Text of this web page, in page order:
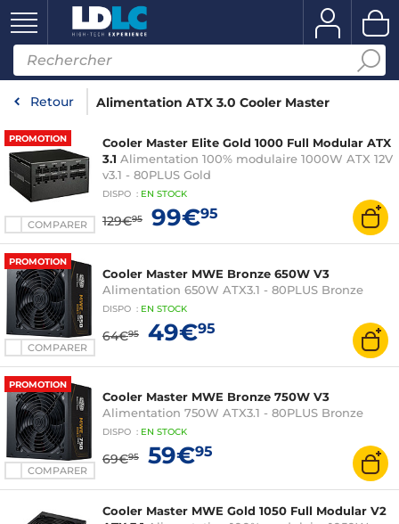
Retour Alimentation ATX 3.0 Cooler Master
PROMOTION
COMPARER
Cooler Master Elite Gold 1000 Full Modular ATX
3.1 Alimentation 100% modulaire 1000W ATX 12V
v3.1 - 80PLUS Gold
DISPO : EN STOCK
129€95 99€95
PROMOTION
COMPARER
Cooler Master MWE Bronze 650W V3
Alimentation 650W ATX3.1 - 80PLUS Bronze
DISPO : EN STOCK
64€95 49€95
PROMOTION
COMPARER
Cooler Master MWE Bronze 750W V3
Alimentation 750W ATX3.1 - 80PLUS Bronze
DISPO : EN STOCK
69€95 59€95
Cooler Master MWE Gold 1050 Full Modular V2